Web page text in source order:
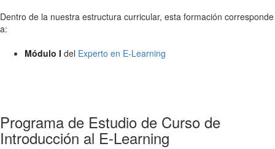
Dentro de la nuestra estructura curricular, esta formación corresponde
a:
Módulo I del Experto en E-Learning
Programa de Estudio de Curso de
Introducción al E-Learning